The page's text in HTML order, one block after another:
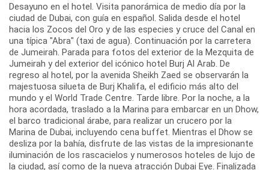
Desayuno en el hotel. Visita panorámica de medio día por la
ciudad de Dubai, con guía en español. Salida desde el hotel
hacia los Zocos del Oro y de las especies y cruce del Canal en
una típica "Abra" (taxi de agua). Continuación por la carretera
de Jumeirah. Parada para fotos del exterior de la Mezquita de
Jumeirah y del exterior del icónico hotel Burj Al Arab. De
regreso al hotel, por la avenida Sheikh Zaed se observarán la
majestuosa silueta de Burj Khalifa, el edificio más alto del
mundo y el World Trade Centre. Tarde libre. Por la noche, a la
hora acordada, traslado a la Marina para embarcar en un Dhow,
el barco tradicional árabe, para realizar un crucero por la
Marina de Dubai, incluyendo cena buffet. Mientras el Dhow se
desliza por la bahía, disfrute de las vistas de la impresionante
iluminación de los rascacielos y numerosos hoteles de lujo de
la ciudad, así como de la nueva atracción Dubai Eye. Finalizada